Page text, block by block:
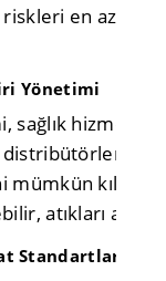
riskleri en aza
Yönetimi
sağlık
kılar.
atıkları
Standartları